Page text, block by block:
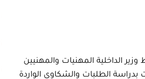
للوائح الانتخابية الخاصة بالغرف المهنية برسم سنة 2025، يحيط وزير الداخلية المهنيات والمهنيين
بين 10 و14 فبراير الجاري، حيث قامت بدراسة الطلبات والشكاوى الواردة